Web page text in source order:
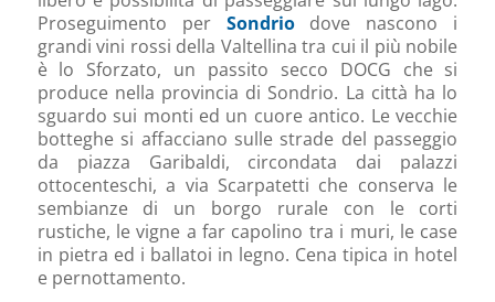
Proseguimento per Sondriodove nascono i
grandi vini rossi della Valtellina tra cui il più nobile
è lo Sforzato, un passito secco DOCG che si
produce nella provincia di Sondrio. La città ha lo
sguardo sui monti ed un cuore antico. Le vecchie
botteghe si affacciano sulle strade del passeggio
da piazza Garibaldi, circondata dai palazzi
ottocenteschi, a via Scarpatetti che conserva le
sembianze di un borgo rurale con le corti
rustiche, le vigne a far capolino tra i muri, le case
in pietra ed i ballatoi in legno. Cena tipica in hotel
e pernottamento.